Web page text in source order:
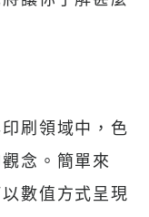
刷領域中，色
念。簡單來
數值方式呈現